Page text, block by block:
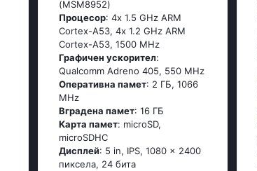
(МSМ8952)
Процесор: 4х 1.5 GНz АRМ
Соrtех-А53, 4х 1.2 GНz АRМ
Соrtех-А53, 1500 MHz
Графичен ускорител:
Qualcomm Adreno 405, 550 MHz
Оперативна памет: 2 ГБ, 1066
MHz
Вградена памет: 16 ГБ
Карта памет: microSD,
microSDHC
Дисплей: 5 in, IPS, 1080 x 2400
пиксела, 24 бита